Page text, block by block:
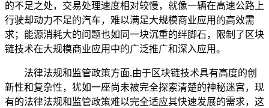
的不足之处，交易处理速度相对较慢，就像一辆在高速公路上
行驶却动力不足的汽车，难以满足大规模商业应用的高效需
求；能源消耗大的问题也如同一块沉重的绊脚石，限制了区块
链技术在大规模商业应用中的广泛推广和深入应用。
法律法规和监管政策方面,由于区块链技术具有高度的创
新性和复杂性，犹如一座尚未被完全探索清楚的神秘迷宫，现
有的法律法规和监管政策难以完全适应其快速发展的需求，这